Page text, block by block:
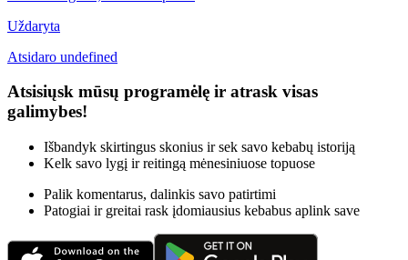
Uždaryta
Atsidaro undefined
Atsisiųsk mūsų programėlę ir atrask visas
galimybes!
Išbandyk skirtingus skonius ir sek savo kebabų istoriją
Kelk savo lygį ir reitingą mėnesiniuose topuose
Palik komentarus, dalinkis savo patirtimi
Patogiai ir greitai rask įdomiausius kebabus aplink save